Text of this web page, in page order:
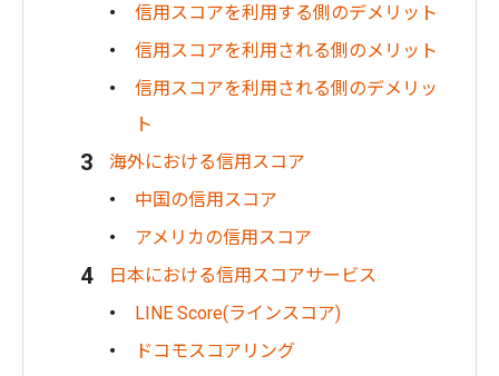
信用スコアを利用する側のデメリット
信用スコアを利用される側のメリット
信用スコアを利用される側のデメリッ
ト
海外における信用スコア
中国の信用スコア
アメリカの信用スコア
日本における信用スコアサービス
LINE Score(ラインスコア)
ドコモスコアリング